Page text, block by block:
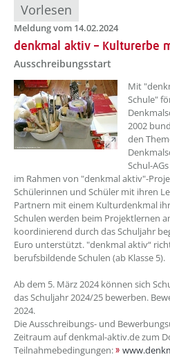
Vorlesen
Meldung vom 14.02.2024
denkmal aktiv – Kulturerbe
Ausschreibungsstart
???
Mit
Schule"
2002
den
Schul-
im Rahmen von "denkmal aktiv"-
Schülerinnen und Schüler mit ihren
Partnern mit einem Kulturdenkmal
Schulen werden beim Projektlernen
koordinierend durch das Schuljahr
Euro unterstützt. "denkmal aktiv“
berufsbildende Schulen (ab Klasse 5).
Ab dem 5. März 2024 können sich
das Schuljahr 2024/25 bewerben.
2024.
Die Ausschreibungs- und
Zeitraum auf denkmal-aktiv.de zum
Teilnahmebedingungen: